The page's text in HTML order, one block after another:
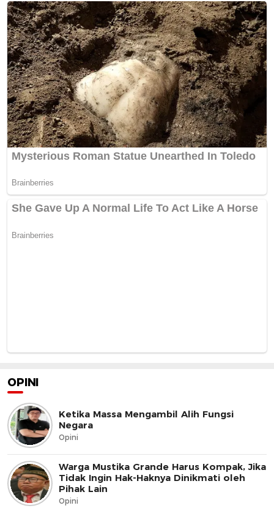
OPINI
Ketika Massa Mengambil Alih Fungsi
Negara
Opini
Warga Mustika Grande Harus Kompak, Jika
Tidak Ingin Hak-Haknya Dinikmati oleh
Pihak Lain
Opini